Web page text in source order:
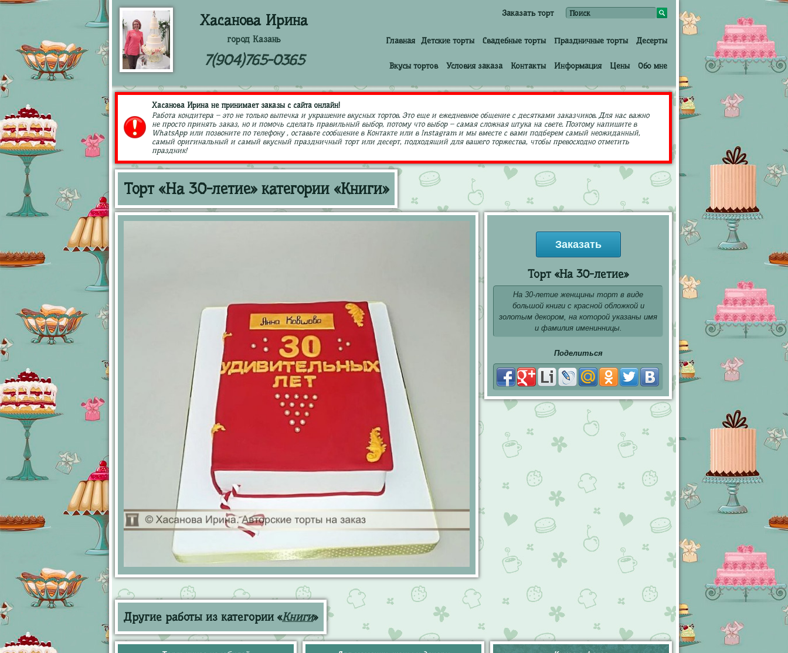
Хасанова Ирина
город Казань
7(904)765-0365
Заказать торт
Главная Детские торты Свадебные торты Праздничные торты Десерты
Вкусы тортов Условия заказа Контакты Информация Цены Обо мне
Хасанова Ирина не принимает заказы с сайта онлайн!
Работа кондитера – это не только выпечка и украшение вкусных тортов. Это еще и ежедневное общение с десятками заказчиков. Для нас важно
не просто принять заказ, но и помочь сделать правильный выбор, потому что выбор – самая сложная штука на свете. Поэтому напишите в
WhatsApp или позвоните по телефону , оставьте сообщение в Контакте или в Instagram и мы вместе с вами подберем самый неожиданный,
самый оригинальный и самый вкусный праздничный торт или десерт, подходящий для вашего торжества, чтобы превосходно отметить
праздник!
Торт «На 30-летие» категории «Книги»
Заказать
Торт «На 30-летие»
На 30-летие женщины торт в виде
большой книги с красной обложкой и
золотым декором, на которой указаны имя
и фамилия именинницы.
Поделиться
Другие работы из категории «Книги»